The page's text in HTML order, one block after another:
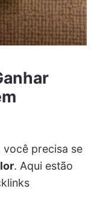
você precisa se
. Aqui estão